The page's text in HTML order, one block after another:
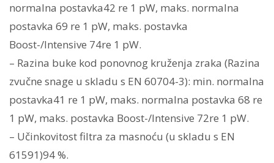
normalna postavka42 re 1 pW, maks. normalna
postavka 69 re 1 pW, maks. postavka
Boost-/Intensive 74re 1 pW.
– Razina buke kod ponovnog kruženja zraka (Razina
zvučne snage u skladu s EN 60704-3): min. normalna
postavka41 re 1 pW, maks. normalna postavka 68 re
1 pW, maks. postavka Boost-/Intensive 72re 1 pW.
– Učinkovitost filtra za masnoću (u skladu s EN
61591)94 %.